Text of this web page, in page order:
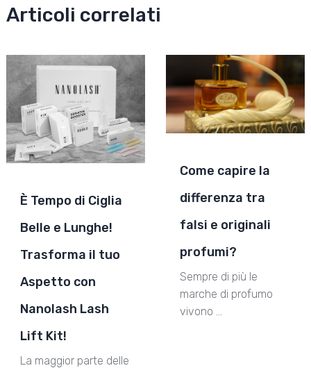
Articoli correlati
È Tempo di Ciglia
Belle e Lunghe!
Trasforma il tuo
Aspetto con
Nanolash Lash
Lift Kit!
La maggior parte delle
Come capire la
differenza tra
falsi e originali
profumi?
Sempre di più le
marche di profumo
vivono …